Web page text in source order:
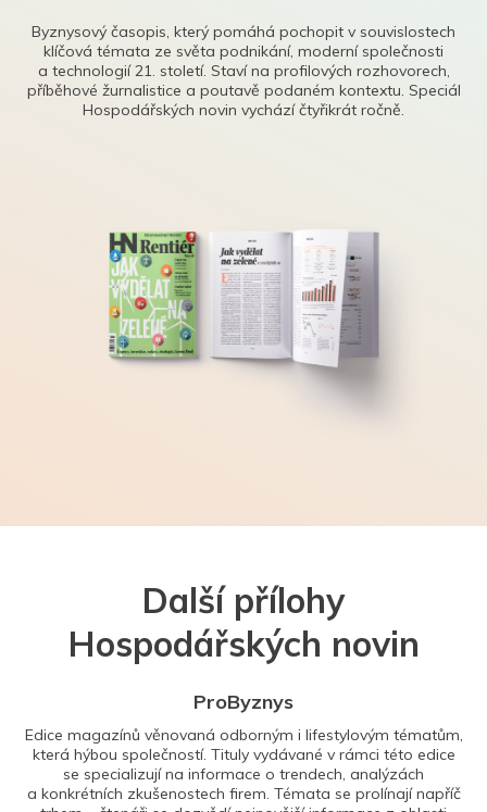
Byznysový časopis, který pomáhá pochopit v souvislostech
klíčová témata ze světa podnikání, moderní společnosti
a technologií 21. století. Staví na profilových rozhovorech,
příběhové žurnalistice a poutavě podaném kontextu. Speciál
Hospodářských novin vychází čtyřikrát ročně.
Další přílohy
Hospodářských novin
ProByznys
Edice magazínů věnovaná odborným i lifestylovým tématům,
která hýbou společností. Tituly vydávané v rámci této edice
se specializují na informace o trendech, analýzách
a konkrétních zkušenostech firem. Témata se prolínají napříč